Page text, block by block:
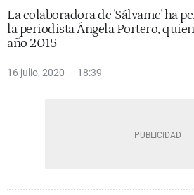
La colaboradora de 'Sálvame' ha
la periodista Ángela Portero,
año 2015
16 julio, 2020 18:39